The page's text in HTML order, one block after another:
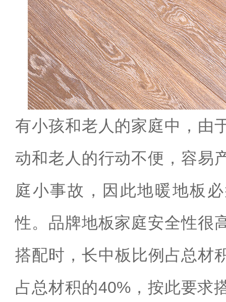
有小孩和老人的家庭中，由
动和老人的行动不便，容易
庭小事故，因此地暖地板
性。品牌地板家庭安全性很
搭配时，长中板比例占总材
占总材积的40%，按此要求